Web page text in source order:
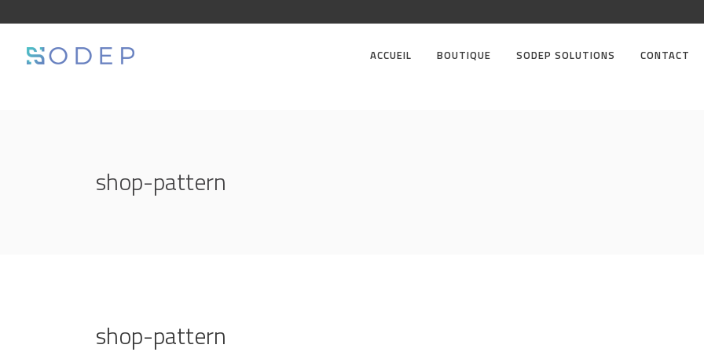
ACCUEIL BOUTIQUE SODEP SOLUTIONS CONTACT
shop-pattern
shop-pattern